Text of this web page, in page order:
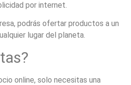
por internet.
podrás ofertar productos a un
lugar del planeta.
online, solo necesitas una